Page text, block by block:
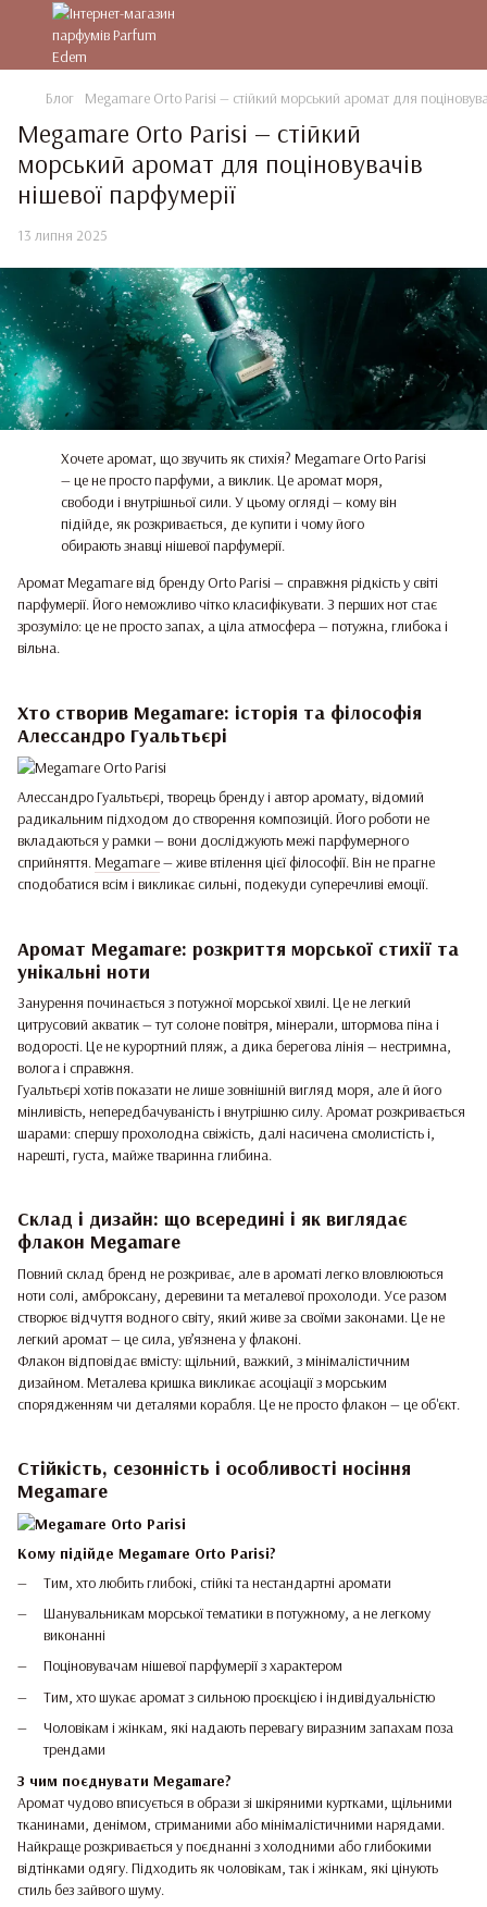
Блог Megamare Orto Parisi — стійкий морський аромат для
Megamare Orto Parisi — стійкий
морський аромат для поціновувачів
нішевої парфумерії
13 липня 2025
Хочете аромат, що звучить як стихія? Megamare Orto Parisi
— це не просто парфуми, а виклик. Це аромат моря,
свободи і внутрішньої сили. У цьому огляді — кому він
підійде, як розкривається, де купити і чому його
обирають знавці нішевої парфумерії.
Аромат Megamare від бренду Orto Parisi — справжня рідкість у світі
парфумерії. Його неможливо чітко класифікувати. З перших нот стає
зрозуміло: це не просто запах, а ціла атмосфера — потужна, глибока і
вільна.
Хто створив Megamare: історія та філософія
Алессандро Гуальтьєрі
Алессандро Гуальтьєрі, творець бренду і автор аромату, відомий
радикальним підходом до створення композицій. Його роботи не
вкладаються у рамки — вони досліджують межі парфумерного
сприйняття.Megamare— живе втілення цієї філософії. Він не прагне
сподобатися всім і викликає сильні, подекуди суперечливі емоції.
Аромат Megamare: розкриття морської стихії та
унікальні ноти
Занурення починається з потужної морської хвилі. Це не легкий
цитрусовий акватик — тут солоне повітря, мінерали, штормова піна і
водорості. Це не курортний пляж, а дика берегова лінія — нестримна,
волога і справжня.
Гуальтьєрі хотів показати не лише зовнішній вигляд моря, але й його
мінливість, непередбачуваність і внутрішню силу. Аромат розкривається
шарами: спершу прохолодна свіжість, далі насичена смолистість і,
нарешті, густа, майже тваринна глибина.
Склад і дизайн: що всередині і як виглядає
флакон Megamare
Повний склад бренд не розкриває, але в ароматі легко вловлюються
ноти солі, амброксану, деревини та металевої прохолоди. Усе разом
створює відчуття водного світу, який живе за своїми законами. Це не
легкий аромат — це сила, ув’язнена у флаконі.
Флакон відповідає вмісту: щільний, важкий, з мінімалістичним
дизайном. Металева кришка викликає асоціації з морським
спорядженням чи деталями корабля. Це не просто флакон — це об'єкт.
Стійкість, сезонність і особливості носіння
Megamare
Кому підійде Megamare Orto Parisi?
Тим, хто любить глибокі, стійкі та нестандартні аромати
Шанувальникам морської тематики в потужному, а не легкому
виконанні
Поціновувачам нішевої парфумерії з характером
Тим, хто шукає аромат з сильною проєкцією і індивідуальністю
Чоловікам і жінкам, які надають перевагу виразним запахам поза
трендами
З чим поєднувати Megamare?
Аромат чудово вписується в образи зі шкіряними куртками, щільними
тканинами, денімом, стриманими або мінімалістичними нарядами.
Найкраще розкривається у поєднанні з холодними або глибокими
відтінками одягу. Підходить як чоловікам, так і жінкам, які цінують
стиль без зайвого шуму.